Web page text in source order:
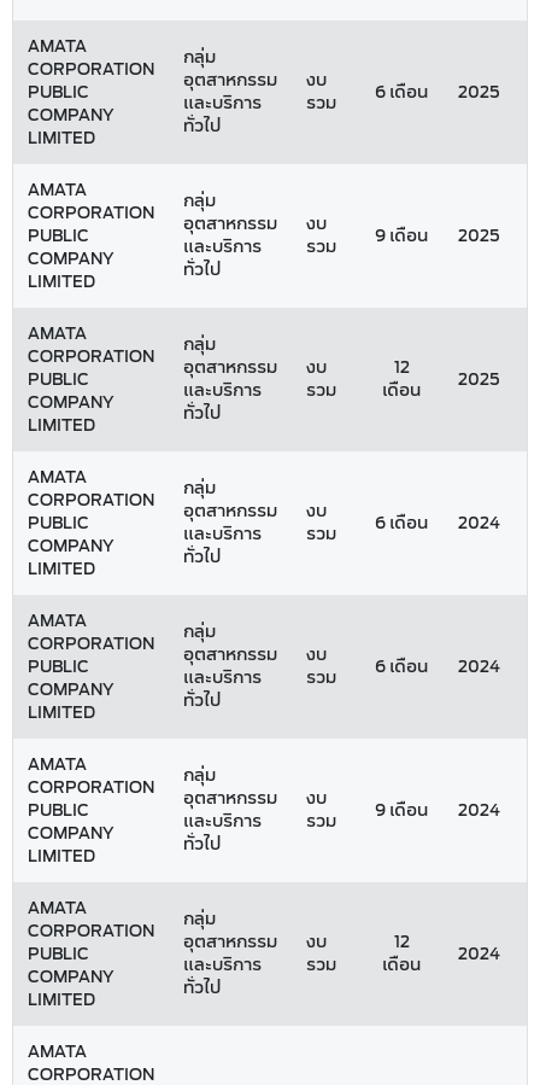
AMATA
CORPORATION
PUBLIC
COMPANY
LIMITED
กลุ่ม
อุตสาหกรรม
และบริการ
ทั่วไป
งบ
รวม
6 เดือน 2025
AMATA
CORPORATION
PUBLIC
COMPANY
LIMITED
กลุ่ม
อุตสาหกรรม
และบริการ
ทั่วไป
งบ
รวม
9 เดือน 2025
AMATA
CORPORATION
PUBLIC
COMPANY
LIMITED
กลุ่ม
อุตสาหกรรม
และบริการ
ทั่วไป
งบ
รวม
12
เดือน
2025
AMATA
CORPORATION
PUBLIC
COMPANY
LIMITED
กลุ่ม
อุตสาหกรรม
และบริการ
ทั่วไป
งบ
รวม
6 เดือน 2024
AMATA
CORPORATION
PUBLIC
COMPANY
LIMITED
กลุ่ม
อุตสาหกรรม
และบริการ
ทั่วไป
งบ
รวม
6 เดือน 2024
AMATA
CORPORATION
PUBLIC
COMPANY
LIMITED
กลุ่ม
อุตสาหกรรม
และบริการ
ทั่วไป
งบ
รวม
9 เดือน 2024
AMATA
CORPORATION
PUBLIC
COMPANY
LIMITED
กลุ่ม
อุตสาหกรรม
และบริการ
ทั่วไป
งบ
รวม
12
เดือน
2024
AMATA
CORPORATION